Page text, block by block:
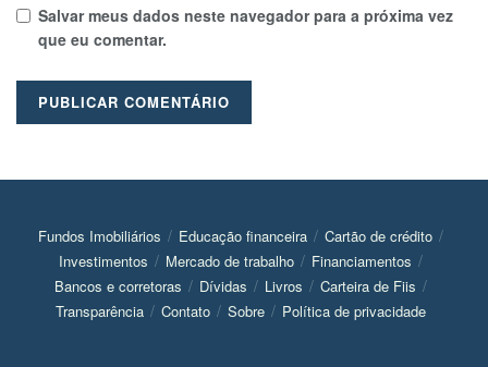
Salvar meus dados neste navegador para a próxima vez
que eu comentar.
Fundos Imobiliários Educação financeira
Cartão de crédito
Investimentos
Mercado de trabalho
Financiamentos
Bancos e corretoras
Dívidas Livros
Carteira de Fiis
Transparência
Contato Sobre Política de privacidade